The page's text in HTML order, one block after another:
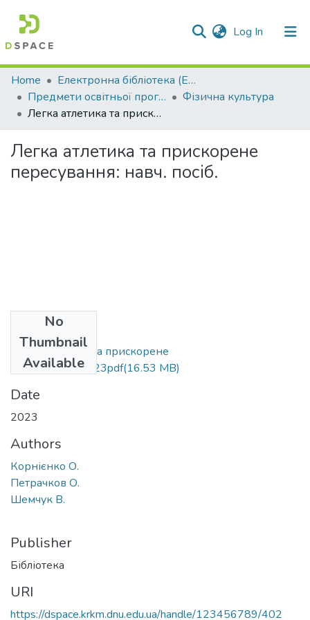
Log In (current)
Communities & Collections
All of DSpace
Home
Електронна бібліотека (E-Book)
Предмети освітньої програми профільної середньої освіти
Фізична культура
Легка атлетика та прискорене пересування: навч. посіб.
Легка атлетика та прискорене
пересування: навч. посіб.
No
Thumbnail
Available
Легка атлетика та прискорене
пересування.2023pdf(16.53 MB)
Date
2023
Authors
Корнієнко О.
Петрачков О.
Шемчук В.
Publisher
Бібліотека
URI
https://dspace.krkm.dnu.edu.ua/handle/123456789/402